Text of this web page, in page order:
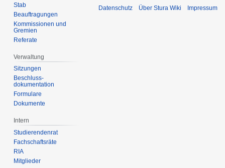
Stab
Beauftragungen
Kommissionen und
Gremien
Referate
Verwaltung
Sitzungen
Beschluss-
dokumentation
Formulare
Dokumente
Intern
Studierendenrat
Fachschaftsräte
RIA
Mitglieder
Datenschutz Über Stura Wiki Impressum